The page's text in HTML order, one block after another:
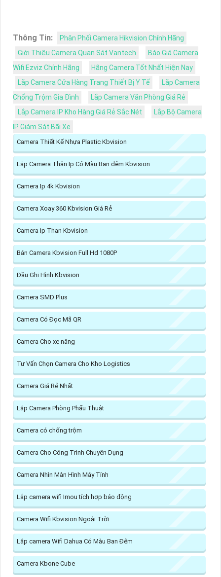
Thông Tin:
Phân Phối Camera Hikvision Chính Hãng
Giới Thiệu Camera Quan Sát Vantech
Báo Giá Camera
Wifi Ezviz Chính Hãng
Hãng Camera Tốt Nhất Hiện Nay
Lắp Camera Cửa Hàng Trang Thiết Bị Y Tế
Lắp Camera
Chống Trộm Gia Đình
Lắp Camera Văn Phòng Giá Rẻ
Lắp Camera IP Kho Hàng Giá Rẻ Sắc Nét
Lắp Bộ Camera
IP Giám Sát Bãi Xe
Camera Thiết Kế Nhựa Plastic Kbvision
Lắp Camera Thân Ip Có Màu Ban đêm Kbvision
Camera Ip 4k Kbvision
Camera Xoay 360 Kbvision Giá Rẻ
Camera Ip Than Kbvision
Bán Camera Kbvision Full Hd 1080P
Đầu Ghi Hình Kbvision
Camera SMD Plus
Camera Có Đọc Mã QR
Camera Cho xe nâng
Tư Vấn Chọn Camera Cho Kho Logistics
Camera Giá Rẻ Nhất
Lắp Camera Phòng Phẩu Thuật
Camera có chống trộm
Camera Cho Công Trình Chuyên Dụng
Camera Nhìn Màn Hình Máy Tính
Lắp camera wifi Imou tích hợp báo động
Camera Wifi Kbvision Ngoài Trời
Lắp camera Wifi Dahua Có Màu Ban Đêm
Camera Kbone Cube